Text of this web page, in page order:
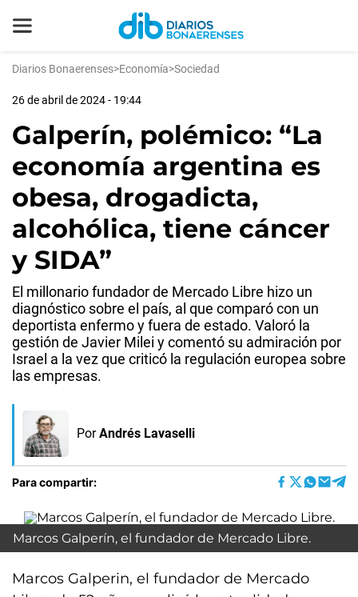
Diarios Bonaerenses>Economía>Sociedad
26 de abril de 2024 - 19:44
Galperín, polémico: “La
economía argentina es
obesa, drogadicta,
alcohólica, tiene cáncer
y SIDA”
El millonario fundador de Mercado Libre hizo un
diagnóstico sobre el país, al que comparó con un
deportista enfermo y fuera de estado. Valoró la
gestión de Javier Milei y comentó su admiración por
Israel a la vez que criticó la regulación europea sobre
las empresas.
Por Andrés Lavaselli
Para compartir:
Marcos Galperín, el fundador de Mercado Libre.
Marcos Galperin, el fundador de Mercado